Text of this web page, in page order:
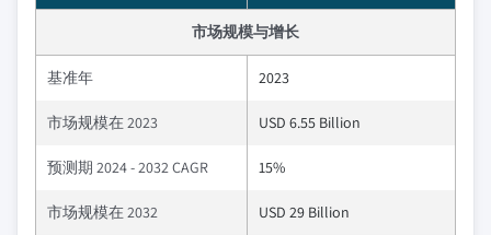
市场规模与增长
基准年 2023
市场规模在 2023 USD 6.55 Billion
预测期 2024 - 2032 CAGR 15%
市场规模在 2032 USD 29 Billion